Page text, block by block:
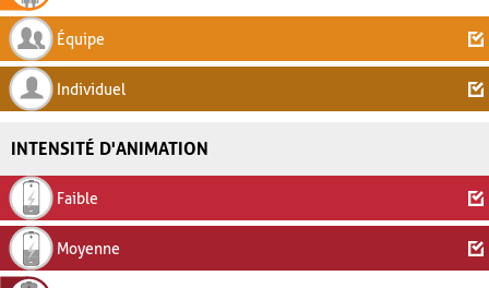
Équipe
Individuel
INTENSITÉ D'ANIMATION
Faible
Moyenne